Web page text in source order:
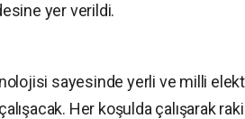
yer verildi.
sayesinde yerli ve milli
Her koşulda çalışarak